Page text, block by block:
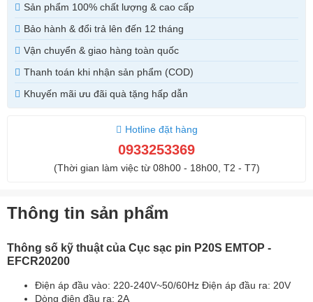
Sản phẩm 100% chất lượng & cao cấp
Bảo hành & đổi trả lên đến 12 tháng
Vận chuyển & giao hàng toàn quốc
Thanh toán khi nhận sản phẩm (COD)
Khuyến mãi ưu đãi quà tặng hấp dẫn
Hotline đặt hàng
0933253369
(Thời gian làm việc từ 08h00 - 18h00, T2 - T7)
Thông tin sản phẩm
Thông số kỹ thuật của Cục sạc pin P20S EMTOP -
EFCR20200
Điện áp đầu vào: 220-240V~50/60Hz Điện áp đầu ra: 20V
Dòng điện đầu ra: 2A